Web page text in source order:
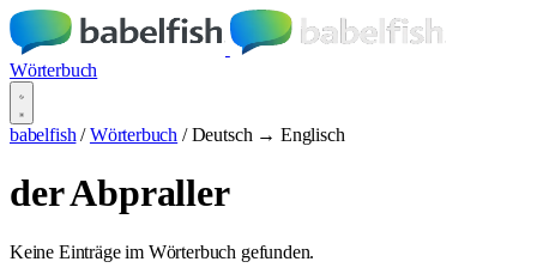
Wörterbuch
babelfish / Wörterbuch / Deutsch → Englisch
der Abpraller
Keine Einträge im Wörterbuch gefunden.